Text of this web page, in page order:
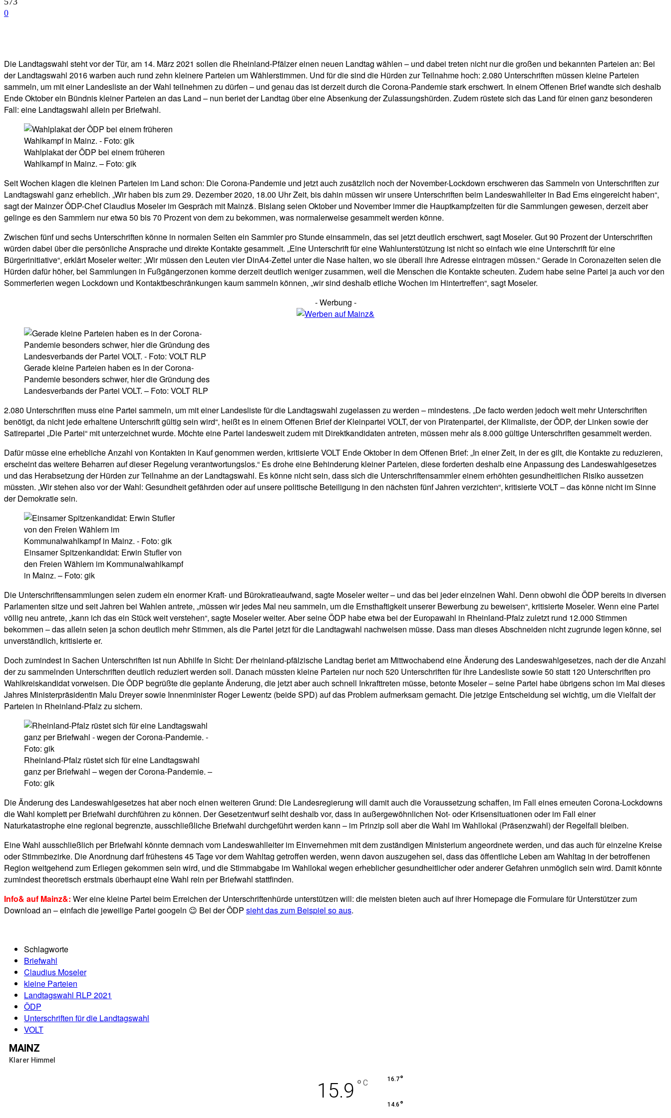
0
Die Landtagswahl steht vor der Tür, am 14. März 2021 sollen die Rheinland-Pfälzer einen neuen Landtag wählen – und dabei treten nicht nur die großen und bekannten Parteien an: Bei
der Landtagswahl 2016 warben auch rund zehn kleinere Parteien um Wählerstimmen. Und für die sind die Hürden zur Teilnahme hoch: 2.080 Unterschriften müssen kleine Parteien
sammeln, um mit einer Landesliste an der Wahl teilnehmen zu dürfen – und genau das ist derzeit durch die Corona-Pandemie stark erschwert. In einem Offenen Brief wandte sich deshalb
Ende Oktober ein Bündnis kleiner Parteien an das Land – nun beriet der Landtag über eine Absenkung der Zulassungshürden. Zudem rüstete sich das Land für einen ganz besonderen
Fall: eine Landtagswahl allein per Briefwahl.
Wahlplakat der ÖDP bei einem früheren
Wahlkampf in Mainz. – Foto: gik
Seit Wochen klagen die kleinen Parteien im Land schon: Die Corona-Pandemie und jetzt auch zusätzlich noch der November-Lockdown erschweren das Sammeln von Unterschriften zur
Landtagswahl ganz erheblich. „Wir haben bis zum 29. Dezember 2020, 18.00 Uhr Zeit, bis dahin müssen wir unsere Unterschriften beim Landeswahlleiter in Bad Ems eingereicht haben“,
sagt der Mainzer ÖDP-Chef Claudius Moseler im Gespräch mit Mainz&. Bislang seien Oktober und November immer die Hauptkampfzeiten für die Sammlungen gewesen, derzeit aber
gelinge es den Sammlern nur etwa 50 bis 70 Prozent von dem zu bekommen, was normalerweise gesammelt werden könne.
Zwischen fünf und sechs Unterschriften könne in normalen Seiten ein Sammler pro Stunde einsammeln, das sei jetzt deutlich erschwert, sagt Moseler. Gut 90 Prozent der Unterschriften
würden dabei über die persönliche Ansprache und direkte Kontakte gesammelt. „Eine Unterschrift für eine Wahlunterstützung ist nicht so einfach wie eine Unterschrift für eine
Bürgerinitiative“, erklärt Moseler weiter: „Wir müssen den Leuten vier DinA4-Zettel unter die Nase halten, wo sie überall ihre Adresse eintragen müssen.“ Gerade in Coronazeiten seien die
Hürden dafür höher, bei Sammlungen in Fußgängerzonen komme derzeit deutlich weniger zusammen, weil die Menschen die Kontakte scheuten. Zudem habe seine Partei ja auch vor den
Sommerferien wegen Lockdown und Kontaktbeschränkungen kaum sammeln können, „wir sind deshalb etliche Wochen im Hintertreffen“, sagt Moseler.
- Werbung -
Gerade kleine Parteien haben es in der Corona-
Pandemie besonders schwer, hier die Gründung des
Landesverbands der Partei VOLT. – Foto: VOLT RLP
2.080 Unterschriften muss eine Partei sammeln, um mit einer Landesliste für die Landtagswahl zugelassen zu werden – mindestens. „De facto werden jedoch weit mehr Unterschriften
benötigt, da nicht jede erhaltene Unterschrift gültig sein wird“, heißt es in einem Offenen Brief der Kleinpartei VOLT, der von Piratenpartei, der Klimaliste, der ÖDP, der Linken sowie der
Satirepartei „Die Partei“ mit unterzeichnet wurde. Möchte eine Partei landesweit zudem mit Direktkandidaten antreten, müssen mehr als 8.000 gültige Unterschriften gesammelt werden.
Dafür müsse eine erhebliche Anzahl von Kontakten in Kauf genommen werden, kritisierte VOLT Ende Oktober in dem Offenen Brief: „In einer Zeit, in der es gilt, die Kontakte zu reduzieren,
erscheint das weitere Beharren auf dieser Regelung verantwortungslos.“ Es drohe eine Behinderung kleiner Parteien, diese forderten deshalb eine Anpassung des Landeswahlgesetzes
und das Herabsetzung der Hürden zur Teilnahme an der Landtagswahl. Es könne nicht sein, dass sich die Unterschriftensammler einem erhöhten gesundheitlichen Risiko aussetzen
müssten. „Wir stehen also vor der Wahl: Gesundheit gefährden oder auf unsere politische Beteiligung in den nächsten fünf Jahren verzichten“, kritisierte VOLT – das könne nicht im Sinne
der Demokratie sein.
Einsamer Spitzenkandidat: Erwin Stufler von
den Freien Wählern im Kommunalwahlkampf
in Mainz. – Foto: gik
Die Unterschriftensammlungen seien zudem ein enormer Kraft- und Bürokratieaufwand, sagte Moseler weiter – und das bei jeder einzelnen Wahl. Denn obwohl die ÖDP bereits in diversen
Parlamenten sitze und seit Jahren bei Wahlen antrete, „müssen wir jedes Mal neu sammeln, um die Ernsthaftigkeit unserer Bewerbung zu beweisen“, kritisierte Moseler. Wenn eine Partei
völlig neu antrete, „kann ich das ein Stück weit verstehen“, sagte Moseler weiter. Aber seine ÖDP habe etwa bei der Europawahl in Rheinland-Pfalz zuletzt rund 12.000 Stimmen
bekommen – das allein seien ja schon deutlich mehr Stimmen, als die Partei jetzt für die Landtagwahl nachweisen müsse. Dass man dieses Abschneiden nicht zugrunde legen könne, sei
unverständlich, kritisierte er.
Doch zumindest in Sachen Unterschriften ist nun Abhilfe in Sicht: Der rheinland-pfälzische Landtag beriet am Mittwochabend eine Änderung des Landeswahlgesetzes, nach der die Anzahl
der zu sammelnden Unterschriften deutlich reduziert werden soll. Danach müssten kleine Parteien nur noch 520 Unterschriften für ihre Landesliste sowie 50 statt 120 Unterschriften pro
Wahlkreiskandidat vorweisen. Die ÖDP begrüßte die geplante Änderung, die jetzt aber auch schnell Inkrafttreten müsse, betonte Moseler – seine Partei habe übrigens schon im Mai dieses
Jahres Ministerpräsidentin Malu Dreyer sowie Innenminister Roger Lewentz (beide SPD) auf das Problem aufmerksam gemacht. Die jetzige Entscheidung sei wichtig, um die Vielfalt der
Parteien in Rheinland-Pfalz zu sichern.
Rheinland-Pfalz rüstet sich für eine Landtagswahl
ganz per Briefwahl – wegen der Corona-Pandemie. –
Foto: gik
Die Änderung des Landeswahlgesetzes hat aber noch einen weiteren Grund: Die Landesregierung will damit auch die Voraussetzung schaffen, im Fall eines erneuten Corona-Lockdowns
die Wahl komplett per Briefwahl durchführen zu können. Der Gesetzentwurf seiht deshalb vor, dass in außergewöhnlichen Not- oder Krisensituationen oder im Fall einer
Naturkatastrophe eine regional begrenzte, ausschließliche Briefwahl durchgeführt werden kann – im Prinzip soll aber die Wahl im Wahllokal (Präsenzwahl) der Regelfall bleiben.
Eine Wahl ausschließlich per Briefwahl könnte demnach vom Landeswahlleiter im Einvernehmen mit dem zuständigen Ministerium angeordnete werden, und das auch für einzelne Kreise
oder Stimmbezirke. Die Anordnung darf frühestens 45 Tage vor dem Wahltag getroffen werden, wenn davon auszugehen sei, dass das öffentliche Leben am Wahltag in der betroffenen
Region weitgehend zum Erliegen gekommen sein wird, und die Stimmabgabe im Wahllokal wegen erheblicher gesundheitlicher oder anderer Gefahren unmöglich sein wird. Damit könnte
zumindest theoretisch erstmals überhaupt eine Wahl rein per Briefwahl stattfinden.
Info& auf Mainz&: Wer eine kleine Partei beim Erreichen der Unterschriftenhürde unterstützen will: die meisten bieten auch auf ihrer Homepage die Formulare für Unterstützer zum
Download an – einfach die jeweilige Partei googeln 😉 Bei der ÖDP sieht das zum Beispiel so aus.
Schlagworte
Briefwahl
Claudius Moseler
kleine Parteien
Landtagswahl RLP 2021
ÖDP
Unterschriften für die Landtagswahl
VOLT
MAINZ
Klarer Himmel
15.9 ° C 16.7°
14.6 °